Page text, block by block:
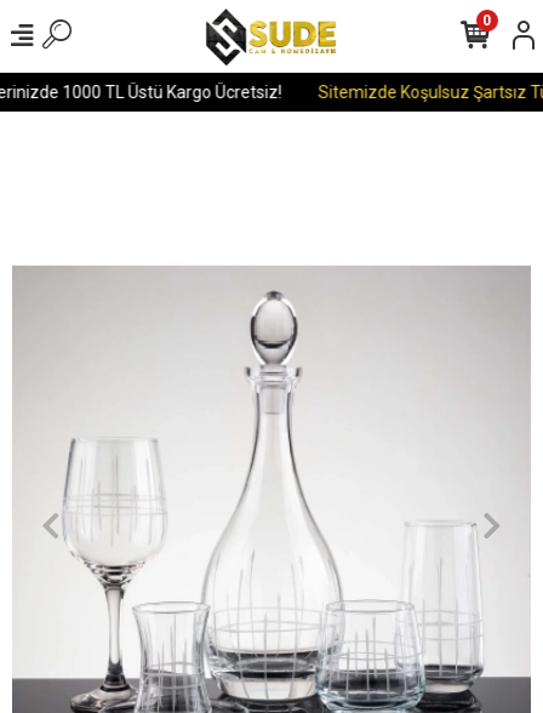
1000 TL Üstü Kargo Ücretsiz! Sitemizde Koşulsuz Şartsız
0